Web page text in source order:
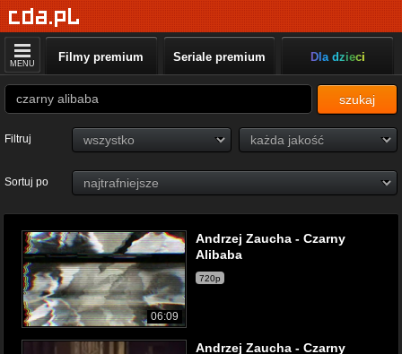
MENU Filmy premium Seriale premium Dla dzieci
szukaj
Filtruj
Sortuj po
06:09
Andrzej Zaucha - Czarny
Alibaba
720p
Andrzej Zaucha - Czarny